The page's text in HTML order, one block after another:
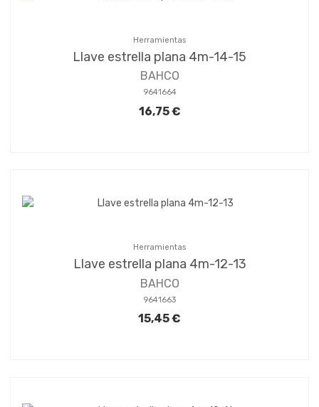
Herramientas
Llave estrella plana 4m-14-15
BAHCO
9641664
16,75 €
Herramientas
Llave estrella plana 4m-12-13
BAHCO
9641663
15,45 €